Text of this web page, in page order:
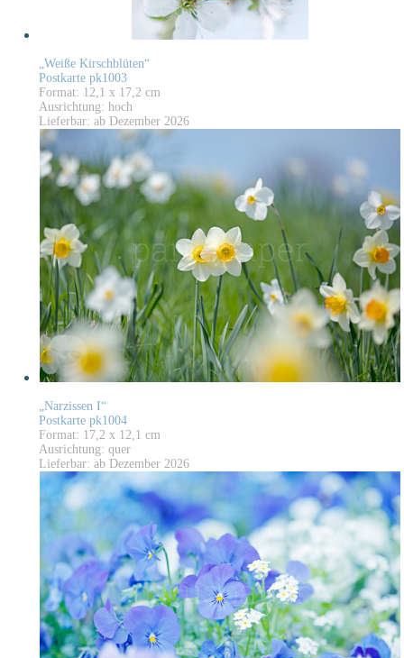
„Weiße Kirschblüten“
Postkarte pk1003
Format: 12,1 x 17,2 cm
Ausrichtung: hoch
Lieferbar: ab Dezember 2026
„Narzissen I“
Postkarte pk1004
Format: 17,2 x 12,1 cm
Ausrichtung: quer
Lieferbar: ab Dezember 2026